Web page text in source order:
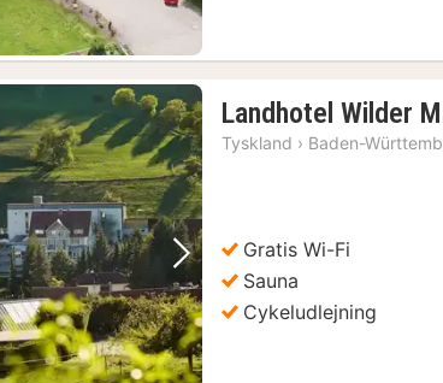
Næste billede
Landhotel Wilder
Tyskland › Baden-
Gratis Wi-Fi
Sauna
Cykeludlejning